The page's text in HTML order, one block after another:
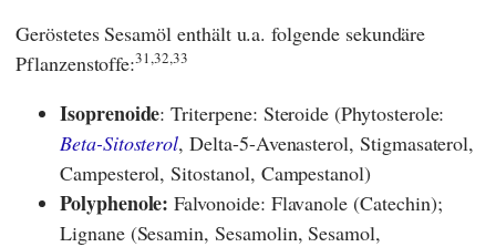
Geröstetes Sesamöl enthält u.a. folgende sekundäre
Pflanzenstoffe:31,32,33
Isoprenoide: Triterpene: Steroide (Phytosterole:
Beta-Sitosterol, Delta-5-Avenasterol, Stigmasaterol,
Campesterol, Sitostanol, Campestanol)
Polyphenole: Falvonoide: Flavanole (Catechin);
Lignane (Sesamin, Sesamolin, Sesamol,